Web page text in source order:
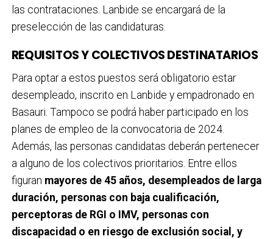
las contrataciones. Lanbide se encargará de la
preselección de las candidaturas.
REQUISITOS Y COLECTIVOS DESTINATARIOS
Para optar a estos puestos será obligatorio estar
desempleado, inscrito en Lanbide y empadronado en
Basauri. Tampoco se podrá haber participado en los
planes de empleo de la convocatoria de 2024.
Además, las personas candidatas deberán pertenecer
a alguno de los colectivos prioritarios. Entre ellos
figuran mayores de 45 años, desempleados de larga
duración, personas con baja cualificación,
perceptoras de RGI o IMV, personas con
discapacidad o en riesgo de exclusión social, y